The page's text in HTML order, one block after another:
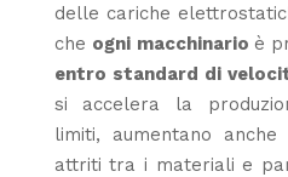
delle cariche
che ogni macchinario è
entro standard di
si accelera la
limiti, aumentano
attriti tra i materiali e